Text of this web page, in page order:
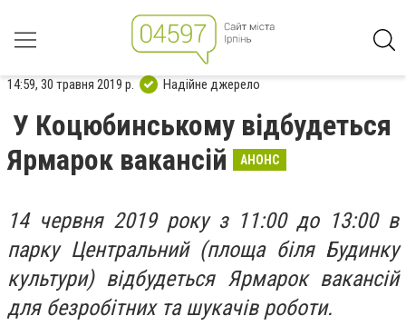
14:59, 30 травня 2019 р. Надійне джерело
У Коцюбинському відбудеться
Ярмарок вакансій
АНОНС
14 червня 2019 року з 11:00 до 13:00 в
парку Центральний (площа біля Будинку
культури) відбудеться Ярмарок вакансій
для безробітних та шукачів роботи.